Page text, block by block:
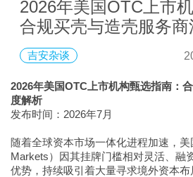
2026年美国OTC上市
合规买壳与造壳服务
吉安杂谈
2026年美国OTC上市机构甄选指南：
度解析
发布时间：2026年7月
随着全球资本市场一体化进程加速，
Markets）因其挂牌门槛相对灵活、融
优势，持续吸引着大量寻求境外资本